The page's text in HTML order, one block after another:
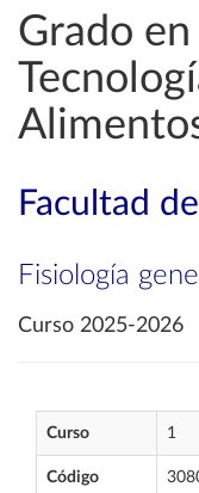
Grado
Facultad
Fisiología
Curso 2025-2026
Curso 1
Código